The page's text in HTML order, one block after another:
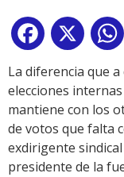
Facebook
X
La diferencia que
elecciones
mantiene con los
de votos que falta
exdirigente
presidente de la